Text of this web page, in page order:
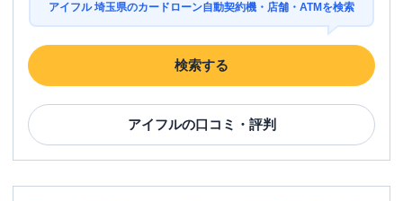
アイフル 埼玉県のカードローン自動契約機・店舗・ATMを検索
検索する
アイフルの口コミ・評判